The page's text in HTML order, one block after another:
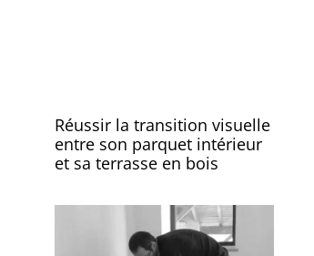
Réussir la transition visuelle
entre son parquet intérieur
et sa terrasse en bois